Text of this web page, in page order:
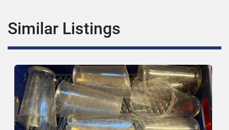
Similar Listings